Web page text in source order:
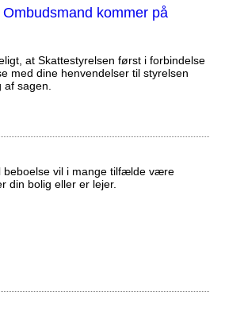
kommer på
at Skattestyrelsen først i forbindelse
med dine henvendelser til styrelsen
sagen.
beboelse vil i mange tilfælde være
din bolig eller er lejer.